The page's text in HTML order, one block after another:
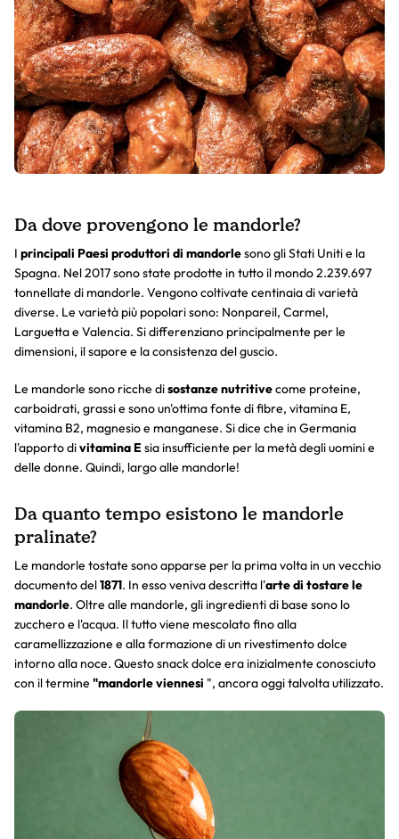
Da dove provengono le mandorle?
I principali Paesi produttori di mandorlesono gli Stati Uniti e la
Spagna. Nel 2017 sono state prodotte in tutto il mondo 2.239.697
tonnellate di mandorle. Vengono coltivate centinaia di varietà
diverse. Le varietà più popolari sono: Nonpareil, Carmel,
Larguetta e Valencia. Si differenziano principalmente per le
dimensioni, il sapore e la consistenza del guscio.
Le mandorle sono ricche disostanze nutritivecome proteine,
carboidrati, grassi e sono un'ottima fonte di fibre, vitamina E,
vitamina B2, magnesio e manganese. Si dice che in Germania
l'apporto divitamina E sia insufficiente per la metà degli uomini e
delle donne. Quindi, largo alle mandorle!
Da quanto tempo esistono le mandorle
pralinate?
Le mandorle tostate sono apparse per la prima volta in un vecchio
documento del1871. In esso veniva descritta l'arte di tostare le
mandorle. Oltre alle mandorle, gli ingredienti di base sono lo
zucchero e l'acqua. Il tutto viene mescolato fino alla
caramellizzazione e alla formazione di un rivestimento dolce
intorno alla noce. Questo snack dolce era inizialmente conosciuto
con il termine "mandorle viennesi ", ancora oggi talvolta utilizzato.